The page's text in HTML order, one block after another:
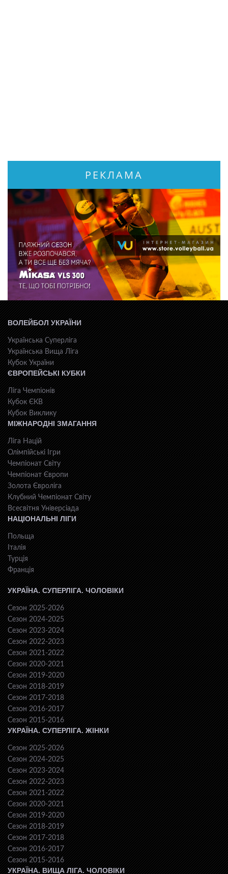
РЕКЛАМА
ВОЛЕЙБОЛ УКРАЇНИ
Українська Суперліга
Українська Вища Ліга
Кубок України
ЄВРОПЕЙСЬКІ КУБКИ
Ліга Чемпіонів
Кубок ЄКВ
Кубок Виклику
МІЖНАРОДНІ ЗМАГАННЯ
Ліга Націй
Олімпійські Ігри
Чемпіонат Світу
Чемпіонат Європи
Золота Євроліга
Клубний Чемпіонат Світу
Всесвiтня Унiверсiaда
НАЦІОНАЛЬНІ ЛІГИ
Польща
Італія
Турція
Франція
УКРАЇНА. СУПЕРЛІГА. ЧОЛОВІКИ
Сезон 2025-2026
Сезон 2024-2025
Сезон 2023-2024
Сезон 2022-2023
Сезон 2021-2022
Сезон 2020-2021
Сезон 2019-2020
Сезон 2018-2019
Сезон 2017-2018
Сезон 2016-2017
Сезон 2015-2016
УКРАЇНА. СУПЕРЛІГА. ЖІНКИ
Сезон 2025-2026
Сезон 2024-2025
Сезон 2023-2024
Сезон 2022-2023
Сезон 2021-2022
Сезон 2020-2021
Сезон 2019-2020
Сезон 2018-2019
Сезон 2017-2018
Сезон 2016-2017
Сезон 2015-2016
УКРАЇНА. ВИЩА ЛІГА. ЧОЛОВІКИ